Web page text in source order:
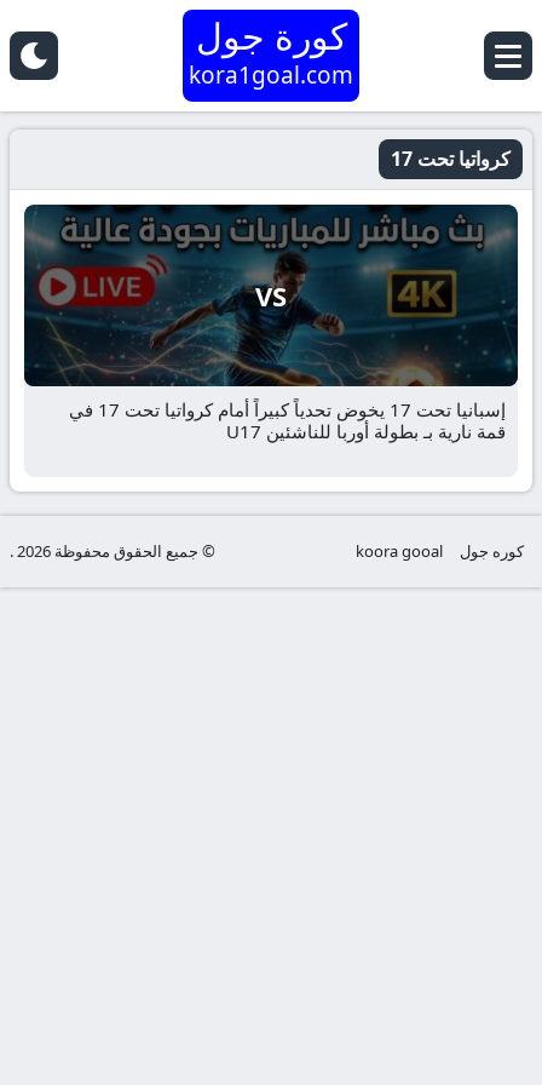
كورة جول
kora1goal.com
كرواتيا تحت 17
VS
إسبانيا تحت 17 يخوض تحدياً كبيراً أمام كرواتيا تحت 17 في
قمة نارية بـ بطولة أوربا للناشئين U17
كوره جول koora gooal © جميع الحقوق محفوظة 2026 .